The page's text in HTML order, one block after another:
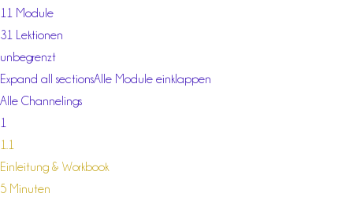
11 Module
31 Lektionen
unbegrenzt
Expand all sectionsAlle Module einklappen
Alle Channelings
1
1.1
Einleitung & Workbook
5 Minuten